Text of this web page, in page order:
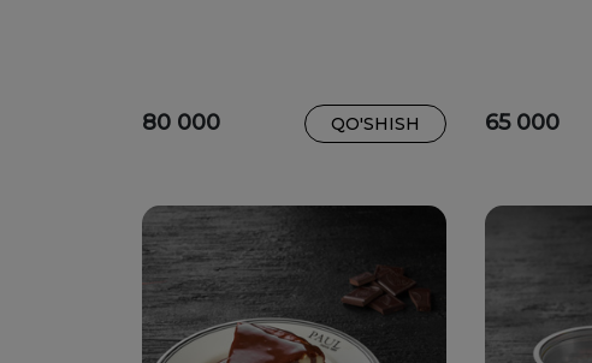
80 000 QO'SHISH 65 000